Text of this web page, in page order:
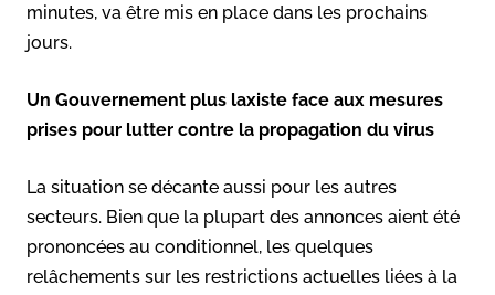
minutes, va être mis en place dans les prochains
jours.
Un Gouvernement plus laxiste face aux mesures
prises pour lutter contre la propagation du virus
La situation se décante aussi pour les autres
secteurs. Bien que la plupart des annonces aient été
prononcées au conditionnel, les quelques
relâchements sur les restrictions actuelles liées à la